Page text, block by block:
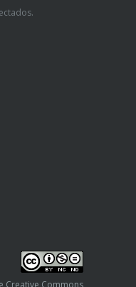
Creative Commons